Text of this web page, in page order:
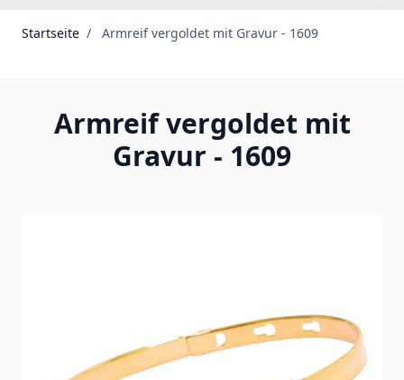
Startseite / Armreif vergoldet mit Gravur - 1609
Armreif vergoldet mit
Gravur - 1609